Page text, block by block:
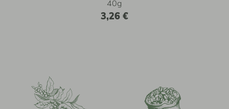
40g
3,26 €